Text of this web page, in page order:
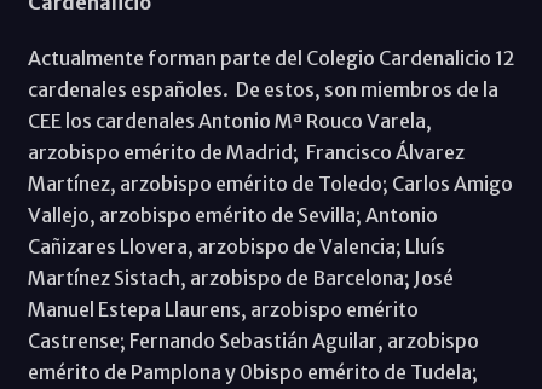
Actualmente forman parte del Colegio Cardenalicio 12
cardenales españoles. De estos, son miembros de la
CEE los cardenales Antonio Mª Rouco Varela,
arzobispo emérito de Madrid; Francisco Álvarez
Martínez, arzobispo emérito de Toledo; Carlos Amigo
Vallejo, arzobispo emérito de Sevilla; Antonio
Cañizares Llovera, arzobispo de Valencia; Lluís
Martínez Sistach, arzobispo de Barcelona; José
Manuel Estepa Llaurens, arzobispo emérito
Castrense; Fernando Sebastián Aguilar, arzobispo
emérito de Pamplona y 0bispo emérito de Tudela;